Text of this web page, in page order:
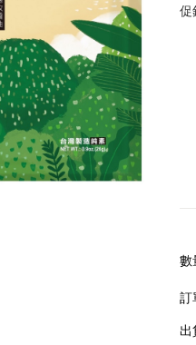
促
數
訂
出